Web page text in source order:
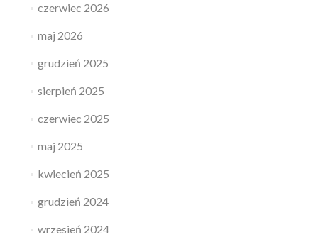
czerwiec 2026
maj 2026
grudzień 2025
sierpień 2025
czerwiec 2025
maj 2025
kwiecień 2025
grudzień 2024
wrzesień 2024